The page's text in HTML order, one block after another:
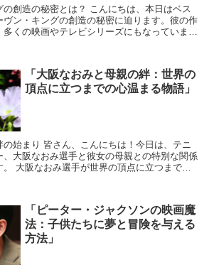
の創造の秘密とは？ こんにちは、本日はベス
ヴン・キングの創造の秘密に迫ります。彼の作
くの映画やテレビシリーズにもなっていま
「大阪なおみと母親の絆：世界の
頂点に立つまでの心温まる物語」
始まり 皆さん、こんにちは！今日は、テニ
、大阪なおみ選手と彼女の母親との特別な関係
大阪なおみ選手が世界の頂点に立つまで、
「ピーター・ジャクソンの映画魔
法：子供たちに夢と冒険を与える
方法」